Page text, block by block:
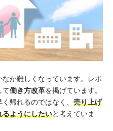
か難しくなっています。レボ
て働き方改革を掲げています。
帰れるのではなく、 売り上げ
るようにしたいと考えていま